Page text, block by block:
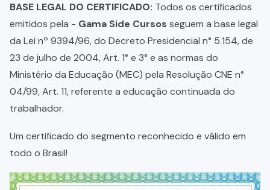
BASE LEGAL DO CERTIFICADO: Todos os certificados
emitidos pela - Gama Side Cursos seguem a base legal
da Lei nº 9394/96, do Decreto Presidencial n° 5.154, de
23 de julho de 2004, Art. 1° e 3° e as normas do
Ministério da Educação (MEC) pela Resolução CNE n°
04/99, Art. 11, referente a educação continuada do
trabalhador.
Um certificado do segmento reconhecido e válido em
todo o Brasil!